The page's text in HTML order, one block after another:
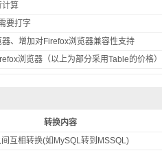
计算
要打字
、增加对Firefox浏览器兼容性支持
浏览器（以上为部分采用Table的价格）
转换内容
互相转换(如MySQL转到MSSQL)